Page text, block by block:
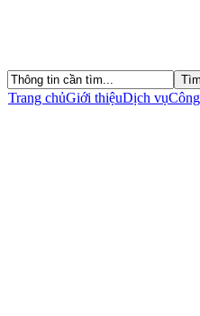
Trang chủGiới thiệuDịch vụ